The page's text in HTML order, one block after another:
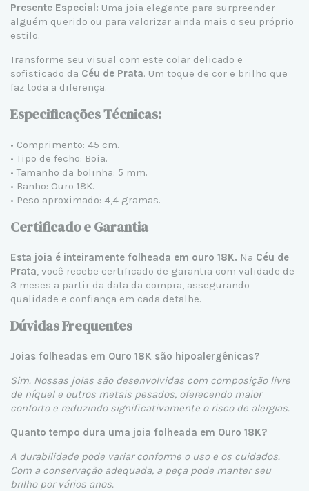
Presente Especial: Uma joia elegante para surpreender
alguém querido ou para valorizar ainda mais o seu próprio
estilo.
Transforme seu visual com este colar delicado e
sofisticado da Céu de Prata. Um toque de cor e brilho que
faz toda a diferença.
Especificações Técnicas:
• Comprimento: 45 cm.
• Tipo de fecho: Boia.
• Tamanho da bolinha: 5 mm.
• Banho: Ouro 18K.
• Peso aproximado: 4,4 gramas.
Certificado e Garantia
Esta joia é inteiramente folheada em ouro 18K. Na Céu de
Prata, você recebe certificado de garantia com validade de
3 meses a partir da data da compra, assegurando
qualidade e confiança em cada detalhe.
Dúvidas Frequentes
Joias folheadas em Ouro 18K são hipoalergênicas?
Sim. Nossas joias são desenvolvidas com composição livre
de níquel e outros metais pesados, oferecendo maior
conforto e reduzindo significativamente o risco de alergias.
Quanto tempo dura uma joia folheada em Ouro 18K?
A durabilidade pode variar conforme o uso e os cuidados.
Com a conservação adequada, a peça pode manter seu
brilho por vários anos.